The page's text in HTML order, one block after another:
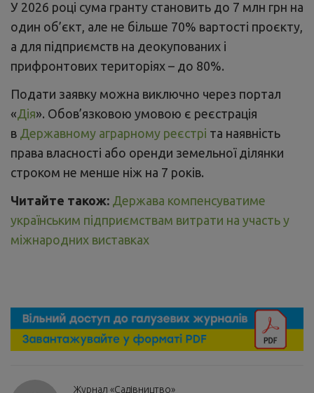
У 2026 році сума гранту становить до 7 млн грн на
один об’єкт, але не більше 70% вартості проєкту,
а для підприємств на деокупованих і
Подати заявку можна виключно через портал
« Дія». Обов’язковою умовою є реєстрація
вДержавному аграрному реєстрі та наявність
права власності або оренди земельної ділянки
Читайте також:Держава компенсуватиме
українським підприємствам витрати на участь у